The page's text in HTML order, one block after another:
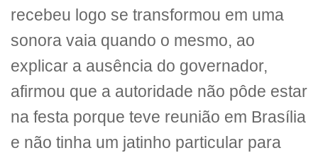
recebeu logo se transformou em uma
sonora vaia quando o mesmo, ao
explicar a ausência do governador,
afirmou que a autoridade não pôde estar
na festa porque teve reunião em Brasília
e não tinha um jatinho particular para